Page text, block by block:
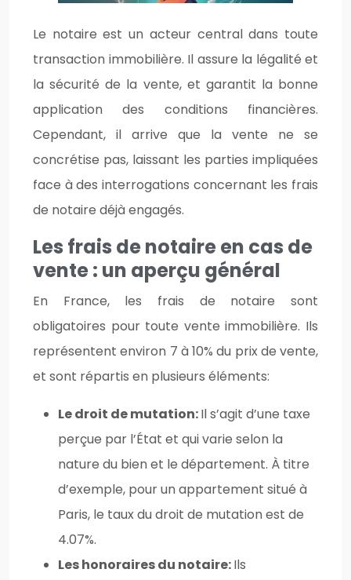
Le notaire est un acteur central dans toute
transaction immobilière. Il assure la légalité et
la sécurité de la vente, et garantit la bonne
application des conditions financières.
Cependant, il arrive que la vente ne se
concrétise pas, laissant les parties impliquées
face à des interrogations concernant les frais
de notaire déjà engagés.
Les frais de notaire en cas de
vente : un aperçu général
En France, les frais de notaire sont
obligatoires pour toute vente immobilière. Ils
représentent environ 7 à 10% du prix de vente,
et sont répartis en plusieurs éléments:
Le droit de mutation:Il s’agit d’une taxe
perçue par l’État et qui varie selon la
nature du bien et le département. À titre
d’exemple, pour un appartement situé à
Paris, le taux du droit de mutation est de
4.07%.
Les honoraires du notaire:Ils